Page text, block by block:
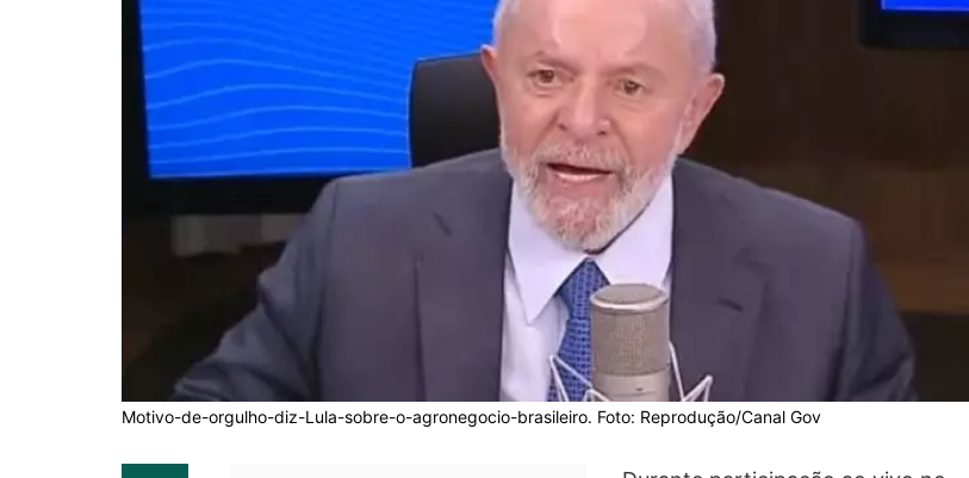
Motivo-de-orgulho-diz-Lula-sobre-o-agronegocio-brasileiro. Foto: Reprodução/Canal Gov